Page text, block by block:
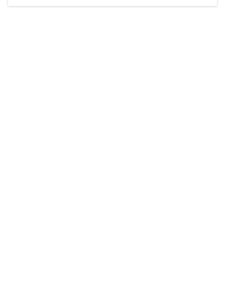
Der Weinbau dominert heute nicht mehr, ist aber integrativer